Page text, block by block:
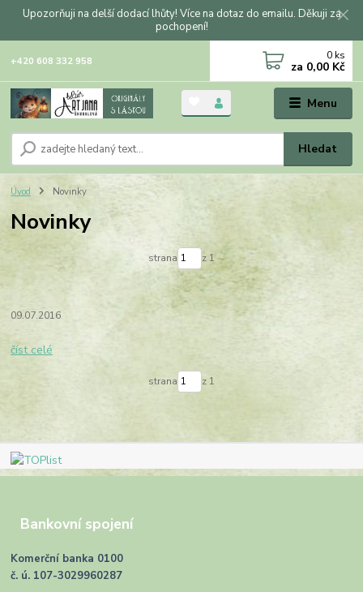
Upozorňuji na delší dodací lhůty! Více na dotaz do emailu. Děkuji za
pochopení!
Menu
Hledat
+420 608 332 958 0 ks
za 0,00 Kč
Úvod Novinky
Novinky
strana z 1
09.07.2016
číst celé
strana z 1
Bankovní spojení
Komerční banka 0100
č. ú. 107-3029960287